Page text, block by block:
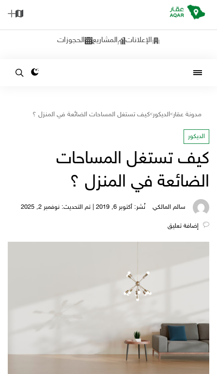
الإعلانات المشاريع الحجوزات
مدونة عقار>الديكور>كيف تستغل المساحات الضائعة في المنزل ؟
الديكور
كيف تستغل المساحات
الضائعة في المنزل ؟
سالم المالكي نُشر: أكتوبر 6, 2019 | تم التحديث: نوفمبر 2, 2025